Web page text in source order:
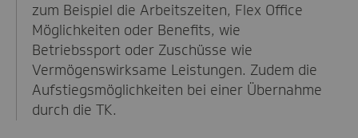
zum Beispiel die Arbeitszeiten, Flex Office
Möglichkeiten oder Benefits, wie
Betriebssport oder Zuschüsse wie
Vermögenswirksame Leistungen. Zudem die
Aufstiegsmöglichkeiten bei einer Übernahme
durch die TK.